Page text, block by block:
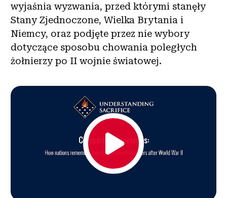
wyjaśnia wyzwania, przed którymi stanęły
Stany Zjednoczone, Wielka Brytania i
Niemcy, oraz podjęte przez nie wybory
dotyczące sposobu chowania poległych
żołnierzy po II wojnie światowej.